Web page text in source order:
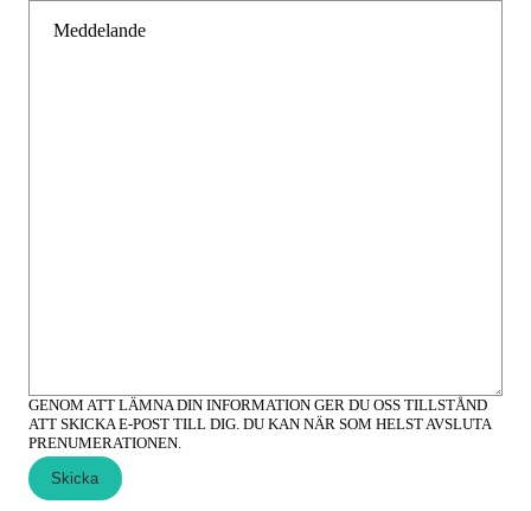
Meddelande
GENOM ATT LÄMNA DIN INFORMATION GER DU OSS TILLSTÅND
ATT SKICKA E-POST TILL DIG. DU KAN NÄR SOM HELST AVSLUTA
PRENUMERATIONEN.
Skicka